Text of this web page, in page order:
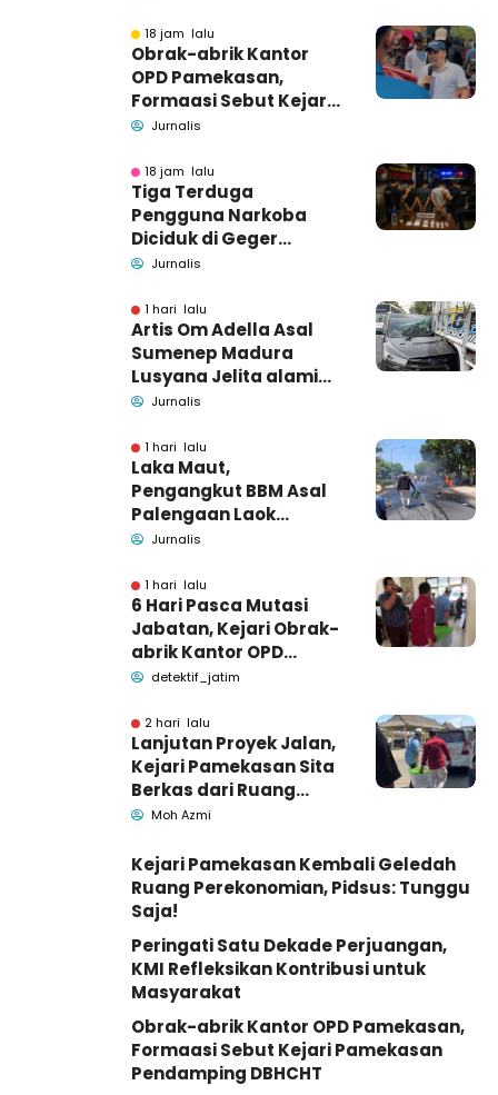
18 jam lalu
Obrak-abrik Kantor
OPD Pamekasan,
Formaasi Sebut Kejari
Pamekasan
Jurnalis
18 jam lalu
Tiga Terduga
Pengguna Narkoba
Diciduk di Geger
Bangkalan, Polisi Masih
Barang Bukti
Jurnalis
1 hari lalu
Artis Om Adella Asal
Sumenep Madura
Lusyana Jelita alami
kecelakaan di Wonogiri
Jurnalis
1 hari lalu
Laka Maut,
Pengangkut BBM Asal
Palengaan Laok
Pamekasan Meninggal
Jurnalis
1 hari lalu
6 Hari Pasca Mutasi
Jabatan, Kejari Obrak-
abrik Kantor OPD
Pemkab Pamekasan
detektif_jatim
2 hari lalu
Lanjutan Proyek Jalan,
Kejari Pamekasan Sita
Berkas dari Ruang
Pemkab Pamekasan
Moh Azmi
Kejari Pamekasan Kembali Geledah
Ruang Perekonomian, Pidsus: Tunggu
Saja!
Peringati Satu Dekade Perjuangan,
KMI Refleksikan Kontribusi untuk
Masyarakat
Obrak-abrik Kantor OPD Pamekasan,
Formaasi Sebut Kejari Pamekasan
Pendamping DBHCHT